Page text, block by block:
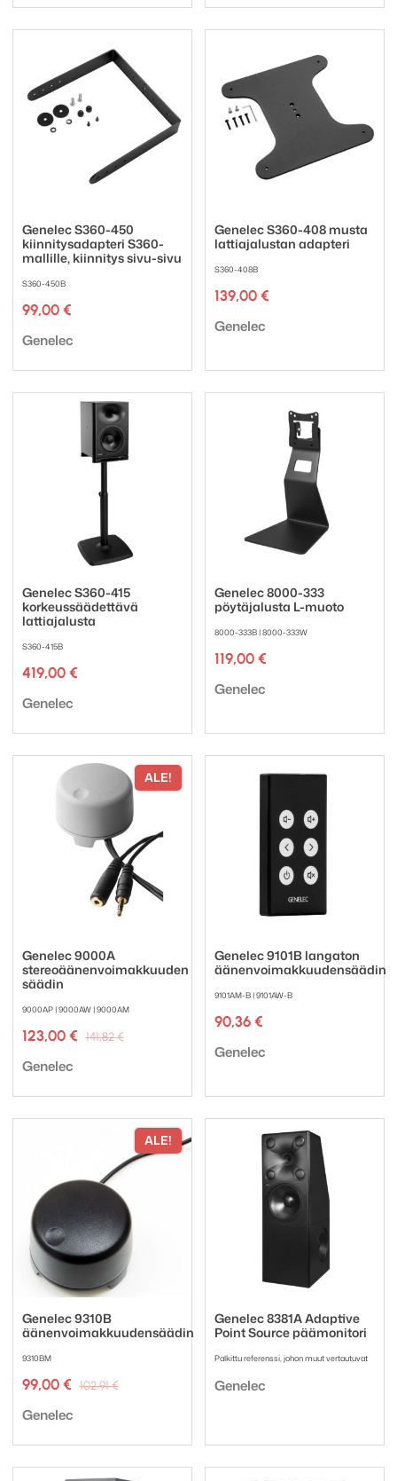
Genelec S360-450
kiinnitysadapteri S360-
mallille, kiinnitys sivu-sivu
S360-450B
99,00 €
Tuotemerkki:
Genelec
Genelec S360-408 musta
lattiajalustan adapteri
S360-408B
139,00 €
Tuotemerkki:
Genelec
Genelec S360-415
korkeussäädettävä
lattiajalusta
S360-415B
419,00 €
Tuotemerkki:
Genelec
Genelec 8000-333
pöytäjalusta L-muoto
8000-333B | 8000-333W
119,00 €
Tuotemerkki:
Genelec
ALE!
Genelec 9000A
stereoäänenvoimakkuuden
säädin
9000AP | 9000AW | 9000AM
141,82€Alkuperäinen
123,00 €
Nykyinen
Tuotemerkki:
Genelec
Genelec 9101B langaton
äänenvoimakkuudensäädin
9101AM-B | 9101AW-B
90,36 €
Tuotemerkki:
Genelec
ALE!
Genelec 9310B
äänenvoimakkuudensäädin
9310BM
102,91€Alkuperäinen
99,00 €
Nykyinen
Tuotemerkki:
Genelec
Genelec 8381A Adaptive
Point Source päämonitori
Palkittu referenssi, johon muut vertautuvat
Tuotemerkki:
Genelec